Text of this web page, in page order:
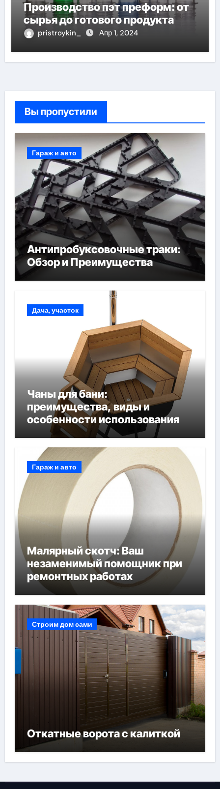
Производство пэт преформ: от
сырья до готового продукта
pristroykin_ Апр 1, 2024
Вы пропустили
Гараж и авто
Антипробуксовочные траки:
Обзор и Преимущества
Дача, участок
Чаны для бани:
преимущества, виды и
особенности использования
Гараж и авто
Малярный скотч: Ваш
незаменимый помощник при
ремонтных работах
Строим дом сами
Откатные ворота с калиткой